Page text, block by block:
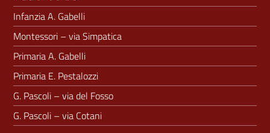
Infanzia A. Gabelli
Montessori – via Simpatica
Primaria A. Gabelli
Primaria E. Pestalozzi
G. Pascoli – via del Fosso
G. Pascoli – via Cotani